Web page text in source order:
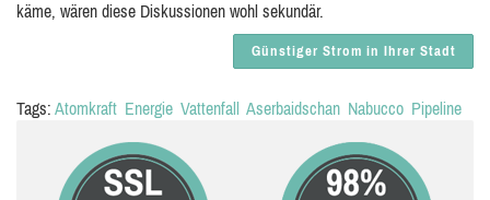
käme, wären diese Diskussionen wohl sekundär.
Günstiger Strom in Ihrer Stadt
Tags: Atomkraft Energie Vattenfall Aserbaidschan Nabucco Pipeline